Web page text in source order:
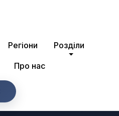
Регіони Розділи
Про нас